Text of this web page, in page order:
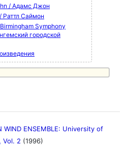
/ Адамс Джон
Раттл Саймон
Symphony
городской
WIND ENSEMBLE: University of
Vol. 2 (1996)